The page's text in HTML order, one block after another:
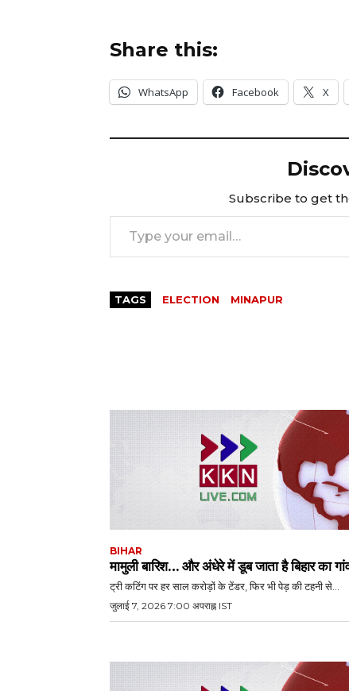
Share this:
WhatsApp Facebook X
Subscribe to get
Type your email…
TAGS ELECTION MINAPUR
BIHAR
मामुली बारिश… और अंधेरे में डूब जाता है बिहार का
ट्री कटिंग पर हर साल करोड़ों के टेंडर, फिर भी पेड़ की टहनी से...
जुलाई 7, 2026 7:00 अपराह्न IST